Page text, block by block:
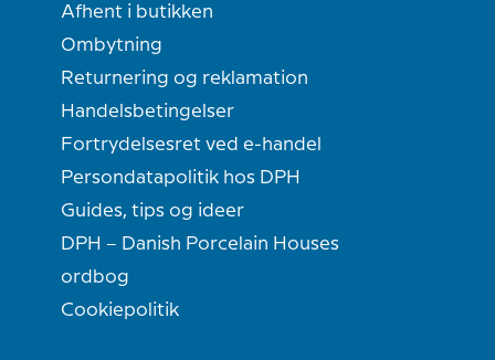
Afhent i butikken
Ombytning
Returnering og reklamation
Handelsbetingelser
Fortrydelsesret ved e-handel
Persondatapolitik hos DPH
Guides, tips og ideer
DPH – Danish Porcelain Houses
ordbog
Cookiepolitik